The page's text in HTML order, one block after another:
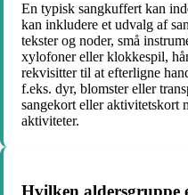
En typisk sangkuffert kan
kan inkludere et udvalg af
tekster og noder, små
xylofoner eller klokkespil,
rekvisitter til at efterligne
f.eks. dyr, blomster eller
sangekort eller aktivitetskort
aktiviteter.
Hvilken aldersgruppe